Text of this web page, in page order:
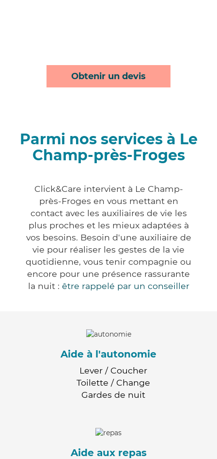
Obtenir un devis
Parmi nos services à Le
Champ-près-Froges
Click&Care intervient à Le Champ-
près-Froges en vous mettant en
contact avec les auxiliaires de vie les
plus proches et les mieux adaptées à
vos besoins. Besoin d'une auxiliaire de
vie pour réaliser les gestes de la vie
quotidienne, vous tenir compagnie ou
encore pour une présence rassurante
la nuit : être rappelé par un conseiller
Aide à l'autonomie
Lever / Coucher
Toilette / Change
Gardes de nuit
Aide aux repas